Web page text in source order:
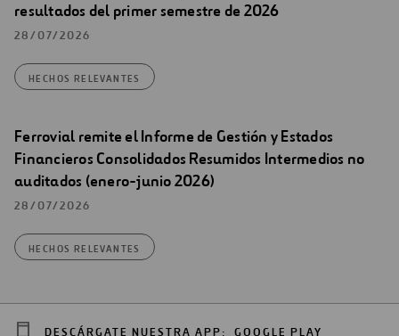
resultados del primer semestre de 2026
28/07/2026
HECHOS RELEVANTES
Ferrovial remite el Informe de Gestión y Estados
Financieros Consolidados Resumidos Intermedios no
auditados (enero-junio 2026)
28/07/2026
HECHOS RELEVANTES
DESCÁRGATE NUESTRA APP: GOOGLE PLAY